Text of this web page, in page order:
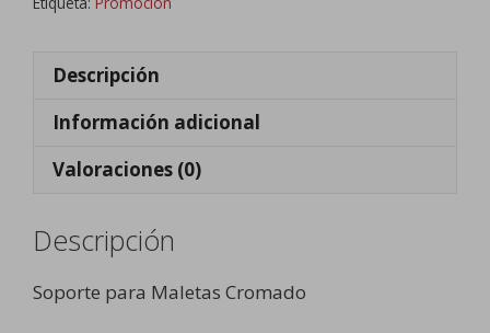
Descripción
Información adicional
Valoraciones (0)
Descripción
Soporte para Maletas Cromado